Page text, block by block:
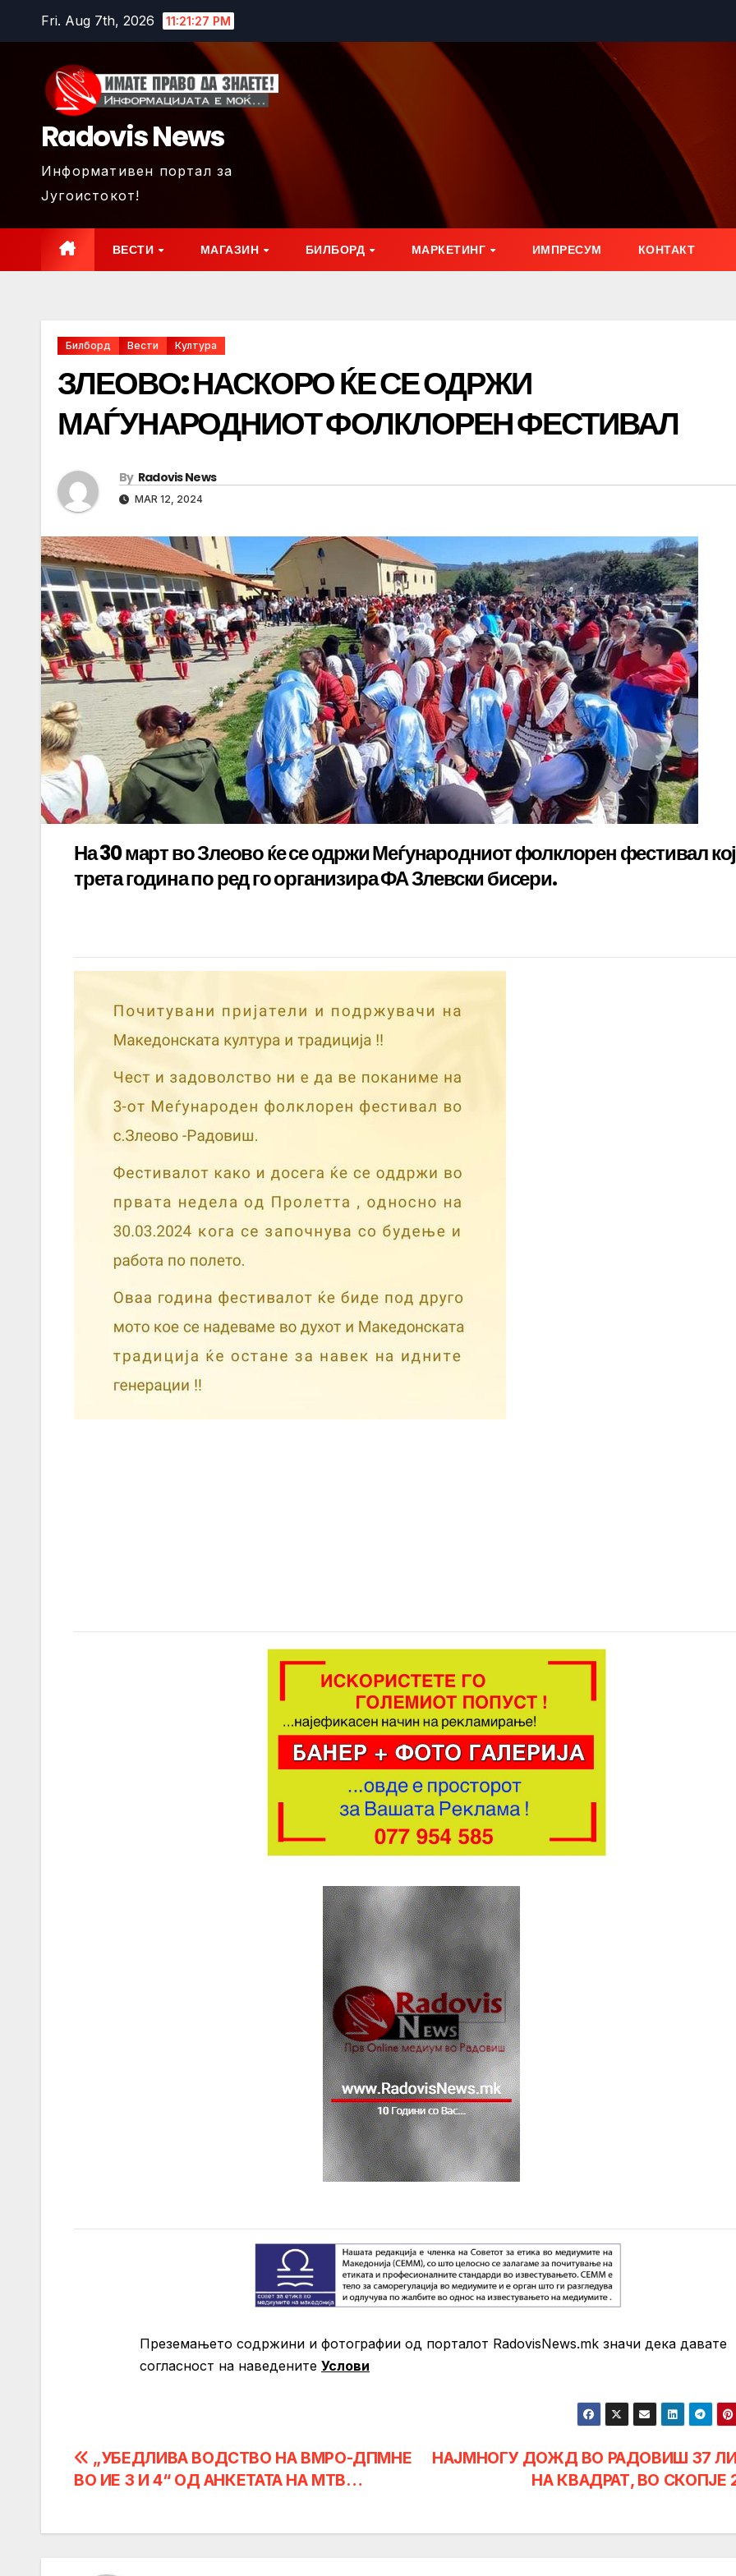
Fri. Aug 7th, 2026 11:21:29 PM
Radovis News
Информативен портал за
Југоистокот!
ВЕСТИ МАГАЗИН БИЛБОРД МАРКЕТИНГ ИМПРЕСУМ КОНТАКТ
Билборд Вести Култура
ЗЛЕОВО: НАСКОРО ЌЕ СЕ ОДРЖИ
МАЃУНАРОДНИОТ ФОЛКЛОРЕН ФЕСТИВАЛ
By Radovis News
MAR 12, 2024
На 30 март во Злеово ќе се одржи Меѓународниот фолклорен фестивал кој
трета година по ред го организира ФА Злевски бисери.
Преземањето содржини и фотографии од порталот RadovisNews.mk значи дека давате
согласност на нaведените Услови
Post
navigation
НАЈМНОГУ ДОЖД ВО РАДОВИШ 37
НА КВАДРАТ, ВО СКОПЈЕ
„УБЕДЛИВА ВОДСТВО НА ВМРО-ДПМНЕ
ВО ИЕ 3 И 4“ ОД АНКЕТАТА НА МТВ…